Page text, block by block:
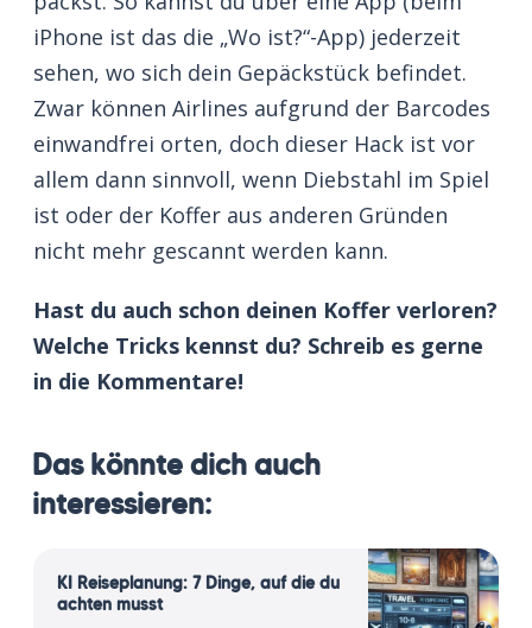
iPhone ist das die „Wo ist?“-App) jederzeit
sehen, wo sich dein Gepäckstück befindet.
Zwar können Airlines aufgrund der Barcodes
einwandfrei orten, doch dieser Hack ist vor
allem dann sinnvoll, wenn Diebstahl im Spiel
ist oder der Koffer aus anderen Gründen
nicht mehr gescannt werden kann.
Hast du auch schon deinen Koffer verloren?
Welche Tricks kennst du? Schreib es gerne
in die Kommentare!
Das könnte dich auch
interessieren:
KI Reiseplanung: 7 Dinge, auf die du
achten musst